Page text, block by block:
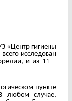
«Центр гигиены
исследован
и из 11 –
пункте
любом случае,